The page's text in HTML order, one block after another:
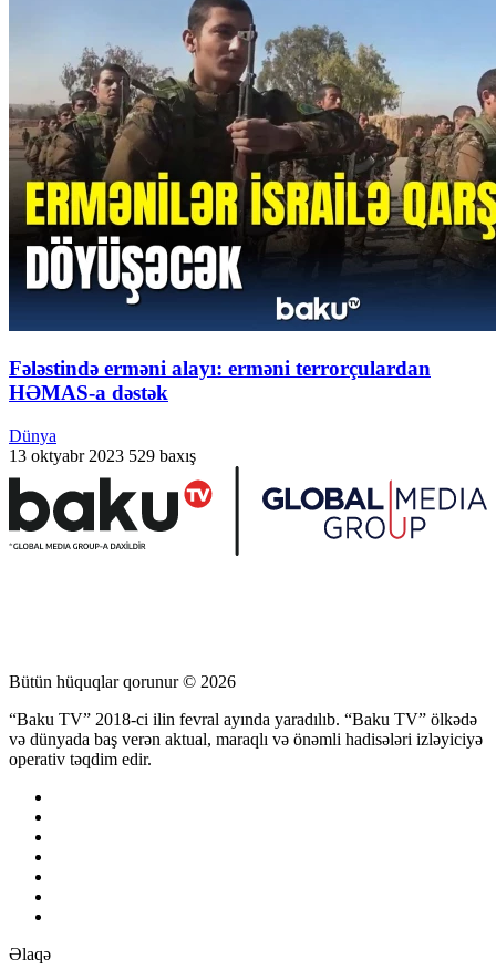
Fələstində erməni alayı: erməni terrorçulardan
HƏMAS-a dəstək
Dünya
13 oktyabr 2023 529 baxış
Bütün hüquqlar qorunur © 2026
“Baku TV” 2018-ci ilin fevral ayında yaradılıb. “Baku TV” ölkədə
və dünyada baş verən aktual, maraqlı və önəmli hadisələri izləyiciyə
operativ təqdim edir.
Əlaqə